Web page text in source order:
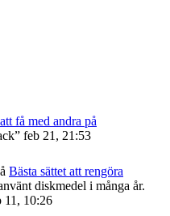
få med andra på
” feb 21, 21:53
Bästa sättet att rengöra
diskmedel i många år.
11, 10:26